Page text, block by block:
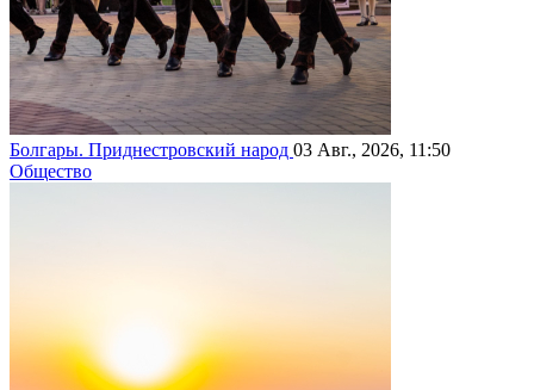
Болгары. Приднестровский народ 03 Авг., 2026, 11:50
Общество